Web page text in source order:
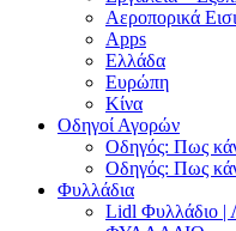
Αεροπορικά
Apps
Ελλάδα
Ευρώπη
Κίνα
Οδηγοί Αγορών
Οδηγός: Πως
Οδηγός: Πως
Φυλλάδια
Lidl Φυλλάδιο |